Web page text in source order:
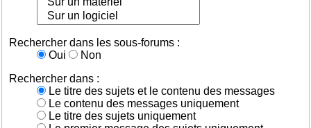
Rechercher dans les sous-forums :
Oui
Non
Rechercher dans :
Le titre des sujets et le contenu des messages
Le contenu des messages uniquement
Le titre des sujets uniquement